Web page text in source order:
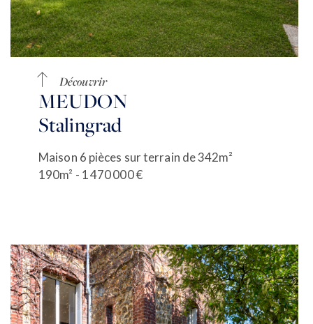
Découvrir
MEUDON
Stalingrad
Maison 6 pièces sur terrain de 342m²
190m² - 1 470 000 €